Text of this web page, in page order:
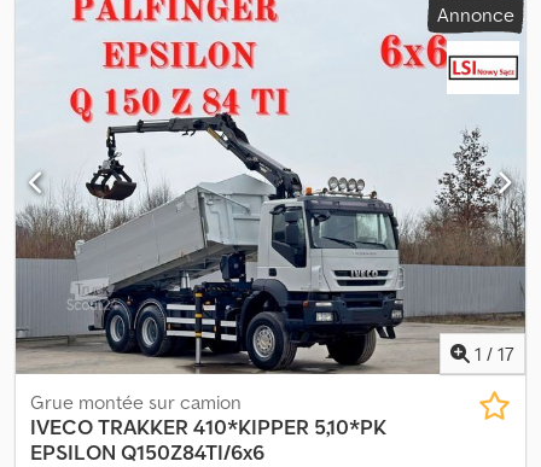
Annonce
1 / 17
Grue montée sur camion
IVECOTRAKKER 410*KIPPER 5,10*PK
EPSILON Q150Z84TI/6x6